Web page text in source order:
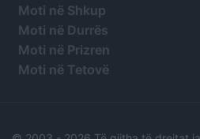
Moti në Shkup
Moti në Durrës
Moti në Prizren
Moti në Tetovë